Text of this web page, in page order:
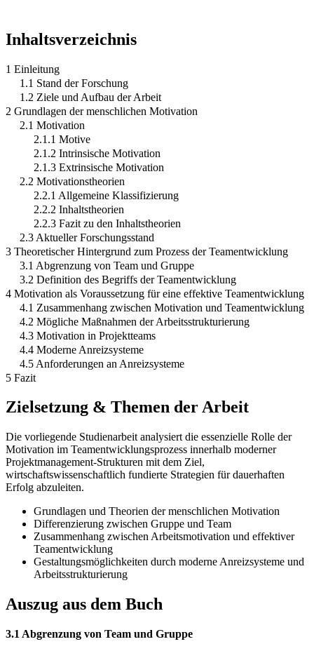
Inhaltsverzeichnis
1 Einleitung
1.1 Stand der Forschung
1.2 Ziele und Aufbau der Arbeit
2 Grundlagen der menschlichen Motivation
2.1 Motivation
2.1.1 Motive
2.1.2 Intrinsische Motivation
2.1.3 Extrinsische Motivation
2.2 Motivationstheorien
2.2.1 Allgemeine Klassifizierung
2.2.2 Inhaltstheorien
2.2.3 Fazit zu den Inhaltstheorien
2.3 Aktueller Forschungsstand
3 Theoretischer Hintergrund zum Prozess der Teamentwicklung
3.1 Abgrenzung von Team und Gruppe
3.2 Definition des Begriffs der Teamentwicklung
4 Motivation als Voraussetzung für eine effektive Teamentwicklung
4.1 Zusammenhang zwischen Motivation und Teamentwicklung
4.2 Mögliche Maßnahmen der Arbeitsstrukturierung
4.3 Motivation in Projektteams
4.4 Moderne Anreizsysteme
4.5 Anforderungen an Anreizsysteme
5 Fazit
Zielsetzung & Themen der Arbeit
Die vorliegende Studienarbeit analysiert die essenzielle Rolle der
Motivation im Teamentwicklungsprozess innerhalb moderner
Projektmanagement-Strukturen mit dem Ziel,
wirtschaftswissenschaftlich fundierte Strategien für dauerhaften
Erfolg abzuleiten.
Grundlagen und Theorien der menschlichen Motivation
Differenzierung zwischen Gruppe und Team
Zusammenhang zwischen Arbeitsmotivation und effektiver
Teamentwicklung
Gestaltungsmöglichkeiten durch moderne Anreizsysteme und
Arbeitsstrukturierung
Auszug aus dem Buch
3.1 Abgrenzung von Team und Gruppe